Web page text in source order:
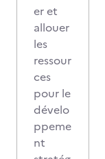
er et
allouer
les
ressour
ces
pour le
dévelo
ppeme
nt